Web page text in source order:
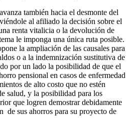
también hacia el desmonte del
al afiliado la decisión sobre el
renta vitalicia o la devolución de
le imponga una única ruta posible.
la ampliación de las causales para
o a la indemnización sustitutiva de
por un lado la posibilidad de que el
pensional en casos de enfermedad
de alto costo que no estén
salud, y la posibilidad para los
que logren demostrar debidamente
de sus ahorros para su proyecto de